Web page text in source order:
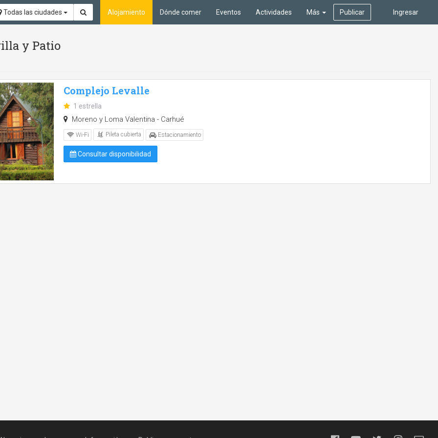
Todas las ciudades Ingresar
Alojamiento Dónde comer Eventos Actividades Más Publicar
y Patio
Complejo Levalle
1 estrella
Moreno y Loma Valentina - Carhué
Wi-Fi Pileta cubierta Estacionamiento
Consultar disponibilidad